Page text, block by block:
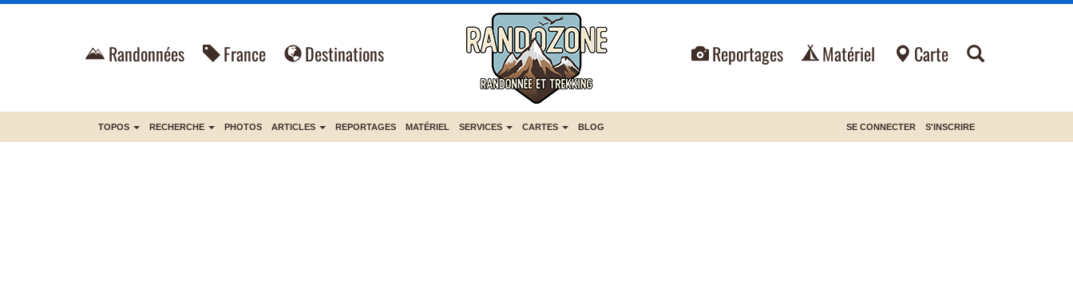
Randonnées France Destinations Reportages Matériel Carte
TOPOS RECHERCHE PHOTOS ARTICLES REPORTAGES MATÉRIEL SERVICES CARTES BLOG SE CONNECTER S'INSCRIRE